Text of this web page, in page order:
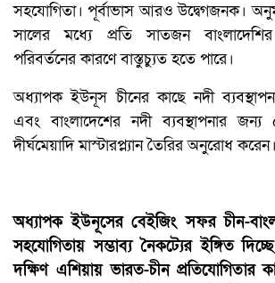
সহযোগিতা। পূর্বাভাস আরও উদ্বেগজনক।
সালের মধ্যে প্রতি সাতজন
পরিবর্তনের কারণে বাস্তুচ্যুত হতে পারে।
অধ্যাপক ইউনূস চীনের কাছে নদী
এবং বাংলাদেশের নদী ব্যবস্থাপনার
দীর্ঘমেয়াদি মাস্টারপ্ল্যান তৈরির অনুরোধ করেন।
অধ্যাপক ইউনূসের বেইজিং সফর চীন-
সহযোগিতায় সম্ভাব্য নৈকট্যের ইঙ্গিত
দক্ষিণ এশিয়ায় ভারত-চীন প্রতিযোগিতার